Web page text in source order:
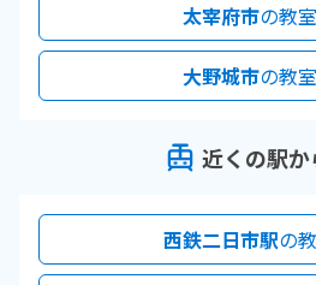
太宰府市の教
大野城市の教
近くの駅か
西鉄二日市駅の